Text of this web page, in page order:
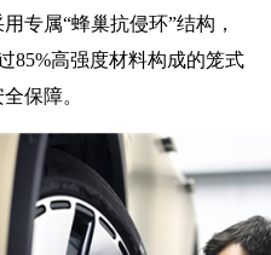
专属“蜂巢抗侵环”结构，
85%高强度材料构成的笼式
保障。